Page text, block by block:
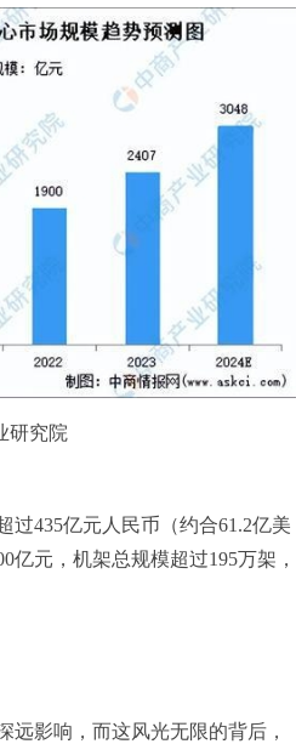
小蓝翼P7新风空调
室内空气环境
心绿色转型势在必行
彩论坛等您赴约！
研讨会顺利召开
变革
级
头
驱动智造转型？
璀璨登场（激光篇）
璀璨登场（光学篇）
认证
研究院
过435亿元人民币（约合61.2亿美
亿元，机架总规模超过195万架，
远影响，而这风光无限的背后，